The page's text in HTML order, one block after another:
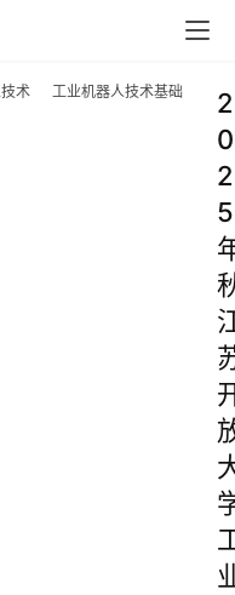
术 工业机器人技术基础
2
0
2
5